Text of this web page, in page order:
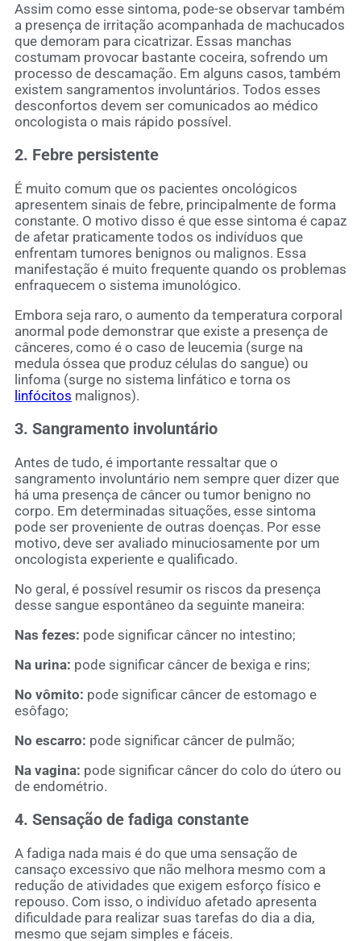
Assim como esse sintoma, pode-se observar também
a presença de irritação acompanhada de machucados
que demoram para cicatrizar. Essas manchas
costumam provocar bastante coceira, sofrendo um
processo de descamação. Em alguns casos, também
existem sangramentos involuntários. Todos esses
desconfortos devem ser comunicados ao médico
oncologista o mais rápido possível.
2. Febre persistente
É muito comum que os pacientes oncológicos
apresentem sinais de febre, principalmente de forma
constante. O motivo disso é que esse sintoma é capaz
de afetar praticamente todos os indivíduos que
enfrentam tumores benignos ou malignos. Essa
manifestação é muito frequente quando os problemas
enfraquecem o sistema imunológico.
Embora seja raro, o aumento da temperatura corporal
anormal pode demonstrar que existe a presença de
cânceres, como é o caso de leucemia (surge na
medula óssea que produz células do sangue) ou
linfoma (surge no sistema linfático e torna os
linfócitos malignos).
3. Sangramento involuntário
Antes de tudo, é importante ressaltar que o
sangramento involuntário nem sempre quer dizer que
há uma presença de câncer ou tumor benigno no
corpo. Em determinadas situações, esse sintoma
pode ser proveniente de outras doenças. Por esse
motivo, deve ser avaliado minuciosamente por um
oncologista experiente e qualificado.
No geral, é possível resumir os riscos da presença
desse sangue espontâneo da seguinte maneira:
Nas fezes: pode significar câncer no intestino;
Na urina: pode significar câncer de bexiga e rins;
No vômito: pode significar câncer de estomago e
esôfago;
No escarro: pode significar câncer de pulmão;
Na vagina: pode significar câncer do colo do útero ou
de endométrio.
4. Sensação de fadiga constante
A fadiga nada mais é do que uma sensação de
cansaço excessivo que não melhora mesmo com a
redução de atividades que exigem esforço físico e
repouso. Com isso, o indivíduo afetado apresenta
dificuldade para realizar suas tarefas do dia a dia,
mesmo que sejam simples e fáceis.